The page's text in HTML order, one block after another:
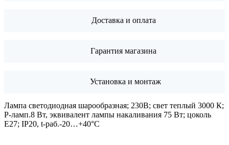
Доставка и оплата
Гарантия магазина
Установка и монтаж
Лампа светодиодная шарообразная; 230В; свет теплый 3000 К;
P-ламп.8 Вт, эквивалент лампы накаливания 75 Вт; цоколь
E27; IP20, t-раб.-20…+40°C